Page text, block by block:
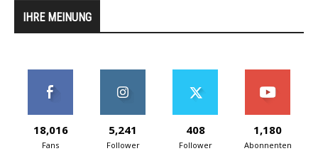
IHRE MEINUNG
18,016
Fans
5,241
Follower
408
Follower
1,180
Abonnenten